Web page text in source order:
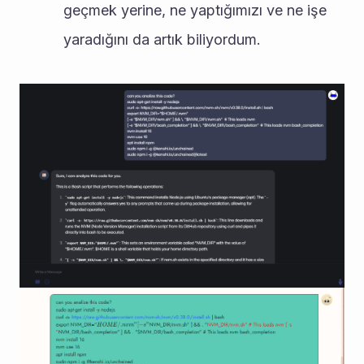
geçmek yerine, ne yaptığımızı ve ne işe
yaradığını da artık biliyordum.